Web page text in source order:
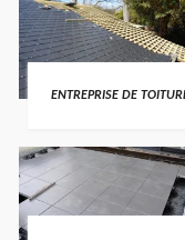
ENTREPRISE DE